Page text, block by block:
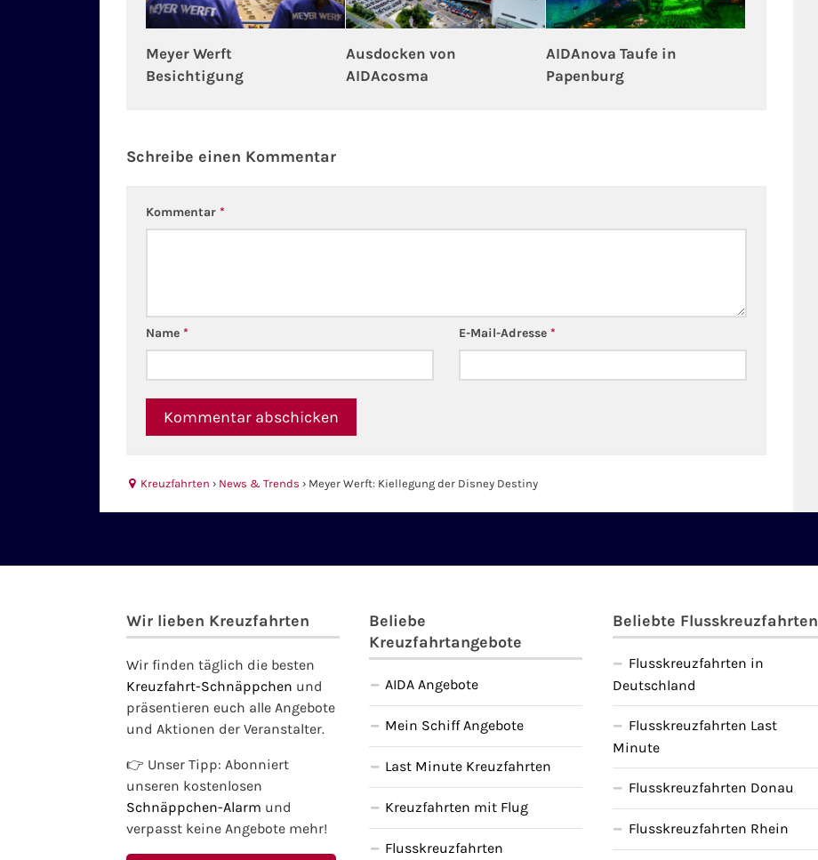
Meyer Werft
Besichtigung
Ausdocken von
AIDAcosma
AIDAnova Taufe in
Papenburg
Schreibe einen Kommentar
Kommentar *
Name * E-Mail-Adresse *
Kreuzfahrten › News & Trends › Meyer Werft: Kiellegung der Disney Destiny
Wir lieben Kreuzfahrten
Wir finden täglich die besten
Kreuzfahrt-Schnäppchen und
präsentieren euch alle Angebote
und Aktionen der Veranstalter.
👉 Unser Tipp: Abonniert
unseren kostenlosen
Schnäppchen-Alarm und
verpasst keine Angebote mehr!
Beliebe
Kreuzfahrtangebote
AIDA Angebote
Mein Schiff Angebote
Last Minute Kreuzfahrten
Kreuzfahrten mit Flug
Flusskreuzfahrten
Beliebte Flusskreuzfahrten
Flusskreuzfahrten in
Deutschland
Flusskreuzfahrten Last
Minute
Flusskreuzfahrten Donau
Flusskreuzfahrten Rhein